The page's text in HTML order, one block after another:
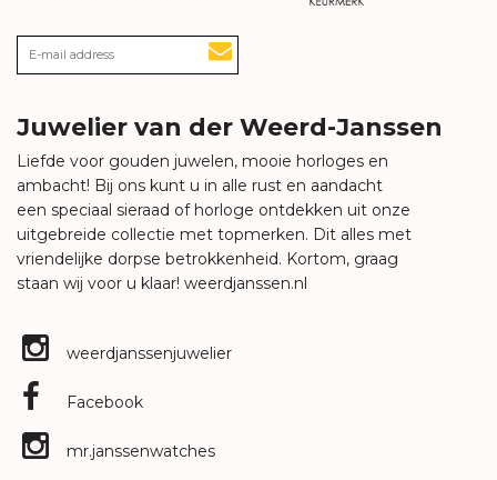
Juwelier van der Weerd-Janssen
Liefde voor gouden juwelen, mooie horloges en
ambacht! Bij ons kunt u in alle rust en aandacht
een speciaal sieraad of horloge ontdekken uit onze
uitgebreide collectie met topmerken. Dit alles met
vriendelijke dorpse betrokkenheid. Kortom, graag
staan wij voor u klaar! weerdjanssen.nl
weerdjanssenjuwelier
Facebook
mr.janssenwatches